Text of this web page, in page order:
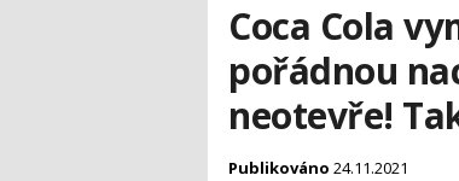
Coca Cola
pořádnou
neotevře!
Publikováno 24.11.2021